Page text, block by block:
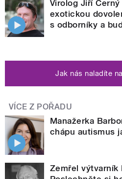
Virolog Jiří
exotickou
s odborníky a
Jak nás naladíte
VÍCE Z POŘADU
Manažerka
chápu autismus
Zemřel výtvarník